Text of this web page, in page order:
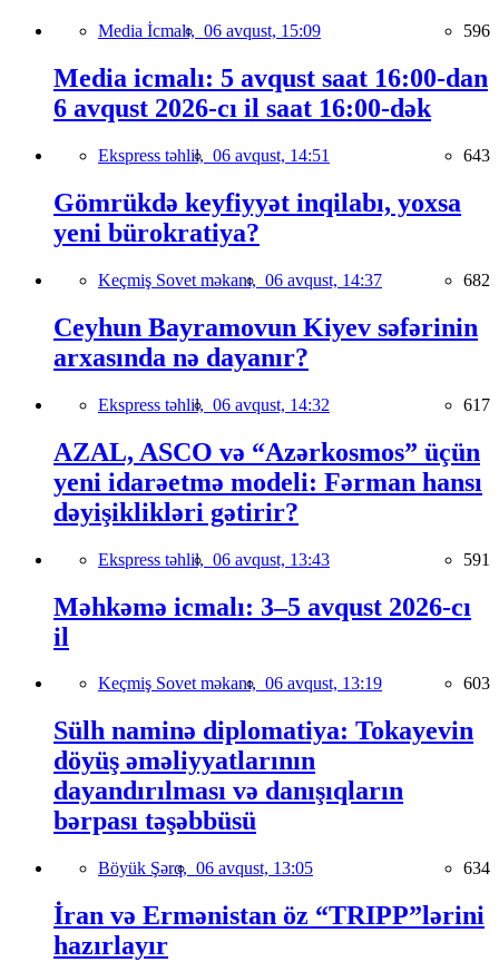
Media İcmalı, 06 avqust, 15:09 596
Media icmalı: 5 avqust saat 16:00-dan
6 avqust 2026-cı il saat 16:00-dək
Ekspress təhlil, 06 avqust, 14:51 643
Gömrükdə keyfiyyət inqilabı, yoxsa
yeni bürokratiya?
Keçmiş Sovet məkanı, 06 avqust, 14:37 682
Ceyhun Bayramovun Kiyev səfərinin
arxasında nə dayanır?
Ekspress təhlil, 06 avqust, 14:32 617
AZAL, ASCO və “Azərkosmos” üçün
yeni idarəetmə modeli: Fərman hansı
dəyişiklikləri gətirir?
Ekspress təhlil, 06 avqust, 13:43 591
Məhkəmə icmalı: 3–5 avqust 2026-cı
il
Keçmiş Sovet məkanı, 06 avqust, 13:19 603
Sülh naminə diplomatiya: Tokayevin
döyüş əməliyyatlarının
dayandırılması və danışıqların
bərpası təşəbbüsü
Böyük Şərq, 06 avqust, 13:05 634
İran və Ermənistan öz “TRIPP”lərini
hazırlayır